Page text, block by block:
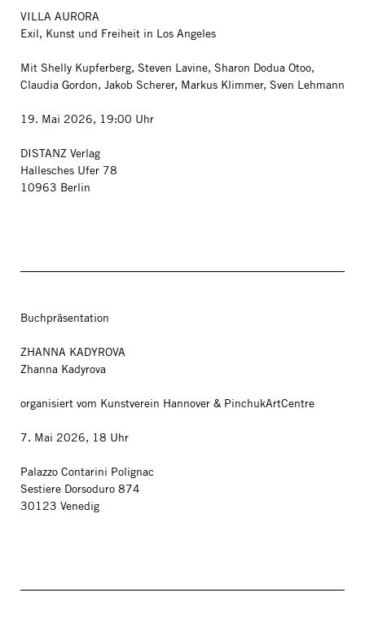
VILLA AURORA
Exil, Kunst und Freiheit in Los Angeles
Mit Shelly Kupferberg, Steven Lavine, Sharon Dodua Otoo,
Claudia Gordon, Jakob Scherer, Markus Klimmer, Sven Lehmann
19. Mai 2026, 19:00 Uhr
DISTANZ Verlag
Hallesches Ufer 78
10963 Berlin
Buchpräsentation
ZHANNA KADYROVA
Zhanna Kadyrova
organisiert vom Kunstverein Hannover & PinchukArtCentre
7. Mai 2026, 18 Uhr
Palazzo Contarini Polignac
Sestiere Dorsoduro 874
30123 Venedig